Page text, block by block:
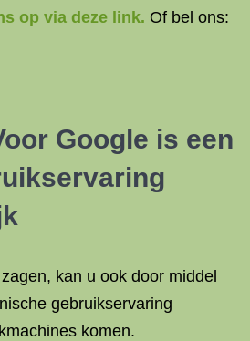
op via deze link. Of bel ons:
Google is een
kan u ook door middel
gebruikservaring
komen.